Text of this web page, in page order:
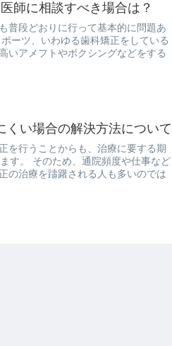
師に相談すべき場合は？
普段どおりに行って基本的に問題あ
ーツ、いわゆる歯科矯正をしている
いアメフトやボクシングなどをする
くい場合の解決方法について
を行うことからも、治療に要する期
す。 そのため、通院頻度や仕事など
の治療を躊躇される人も多いのでは